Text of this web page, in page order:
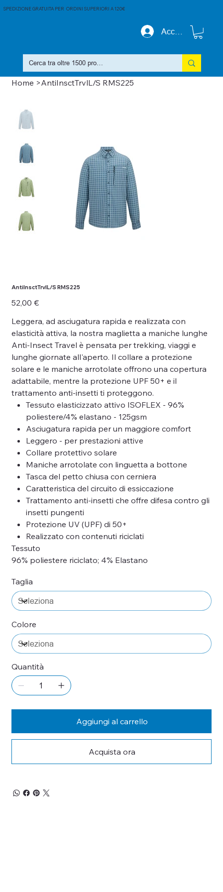
Accedi
SPEDIZIONE GRATUITA PER ORDINI SUPERIORI A 120€
Home >AntiInsctTrvlL/S RMS225
AntiInsctTrvlL/S RMS225
Prezzo
52,00 €
Leggera, ad asciugatura rapida e realizzata con
elasticità attiva, la nostra maglietta a maniche lunghe
Anti-Insect Travel è pensata per trekking, viaggi e
lunghe giornate all'aperto. Il collare a protezione
solare e le maniche arrotolate offrono una copertura
adattabile, mentre la protezione UPF 50+ e il
trattamento anti-insetti ti proteggono.
Tessuto elasticizzato attivo ISOFLEX - 96%
poliestere/4% elastano - 125gsm
Asciugatura rapida per un maggiore comfort
Leggero - per prestazioni attive
Collare protettivo solare
Maniche arrotolate con linguetta a bottone
Tasca del petto chiusa con cerniera
Caratteristica del circuito di essiccazione
Trattamento anti-insetti che offre difesa contro gli
insetti pungenti
Protezione UV (UPF) di 50+
Realizzato con contenuti riciclati
Tessuto
96% poliestere riciclato; 4% Elastano
Taglia
Colore
Quantità
Aggiungi al carrello
Acquista ora